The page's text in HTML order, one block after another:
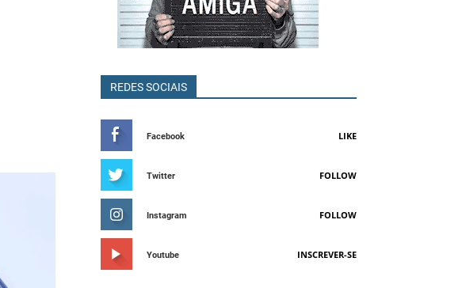
REDES SOCIAIS
Facebook LIKE
Twitter FOLLOW
Instagram FOLLOW
Youtube INSCREVER-SE